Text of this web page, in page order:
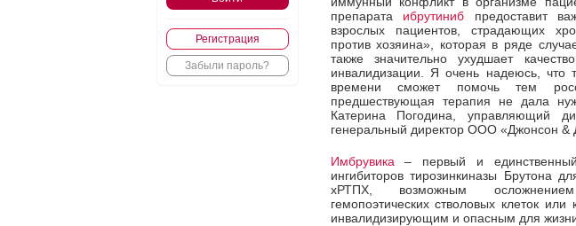
Регистрация
Забыли пароль?
препарата ибрутиниб предоставит
взрослых пациентов, страдающих
против хозяина», которая в ряде
также значительно ухудшает
инвалидизации. Я очень надеюсь, что
времени сможет помочь тем
предшествующая терапия не дала
Катерина Погодина, управляющий
генеральный директор ООО «Джонсон &
Имбрувика – первый и
ингибиторов тирозинкиназы Брутона
хРТПХ, возможным осложнением
гемопоэтических стволовых клеток
инвалидизирующим и опасным для